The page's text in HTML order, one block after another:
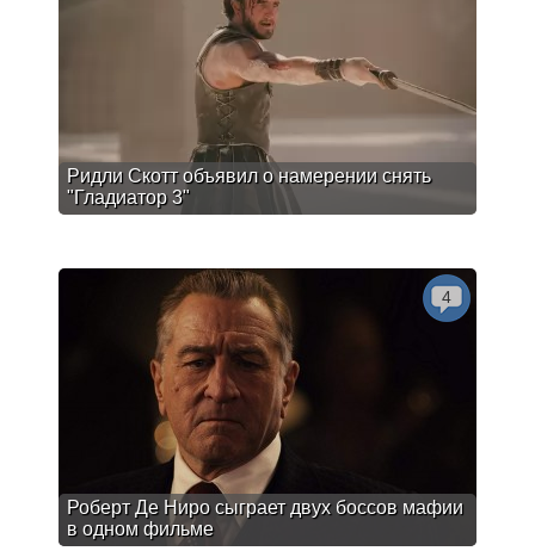
Ридли Скотт объявил о намерении снять
"Гладиатор 3"
Роберт Де Ниро сыграет двух боссов мафии
в одном фильме
4